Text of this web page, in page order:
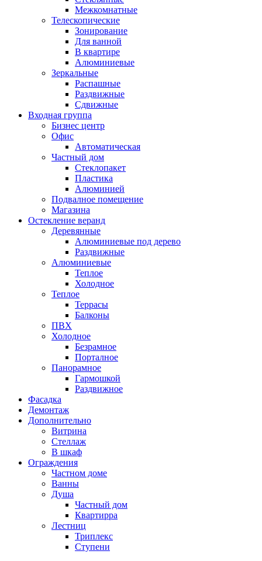
Межкомнатные
Телескопические
Зонирование
Для ванной
В квартире
Алюминиевые
Зеркальные
Распашные
Раздвижные
Сдвижные
Входная группа
Бизнес центр
Офис
Автоматическая
Частный дом
Стеклопакет
Пластика
Алюминией
Подвалное помещение
Магазина
Остекление веранд
Деревянные
Алюминиевые под дерево
Раздвижные
Алюминиевые
Теплое
Холодное
Теплое
Террасы
Балконы
ПВХ
Холодное
Безрамное
Порталное
Панорамное
Гармошкой
Раздвижное
Фасадка
Демонтаж
Дополнительно
Витрина
Стеллаж
В шкаф
Ограждения
Частном доме
Ванны
Душа
Частный дом
Квартирра
Лестниц
Триплекс
Ступени